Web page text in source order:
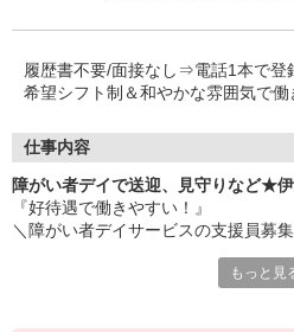
履歴書不要/面接なし⇒電話1本で登
希望シフト制＆和やかな雰囲気で
仕事内容
障がい者デイで送迎、見守りなど★
『好待遇で働きやすい！』
＼障がい者デイサービスの支援員募
もっと見